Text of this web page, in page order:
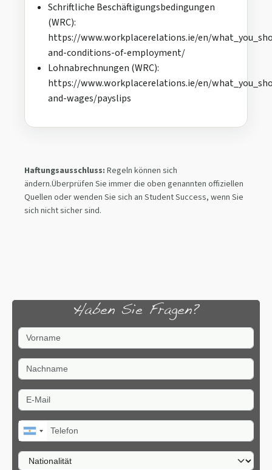
Schriftliche Beschäftigungsbedingungen
(WRC):
https://www.workplacerelations.ie/en/
and-conditions-of-employment/
Lohnabrechnungen (WRC):
https://www.workplacerelations.ie/en/
and-wages/payslips
Haftungsausschluss: Regeln können sich
ändern.Überprüfen Sie immer die oben genannten offiziellen
Quellen oder wenden Sie sich an Student Success, wenn Sie
sich nicht sicher sind.
Haben Sie Fragen?
Vorname
Nachname
E-Mail
Telefon
Nationalität